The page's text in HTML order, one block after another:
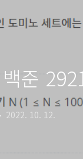
준
2022. 10. 12.